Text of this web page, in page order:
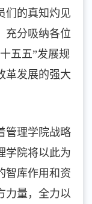
们的真知灼见
充分吸纳各位
五五”发展规
革发展的强大
管理学院战略
学院将以此为
智库作用和资
力量，全力以